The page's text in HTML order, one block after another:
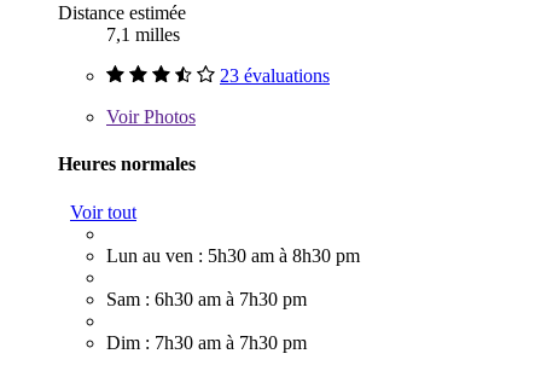
Distance estimée
7,1 milles
23 évaluations
VoirPhotos
Heures normales
Voir tout
Lun au ven : 5h30 am à 8h30 pm
Sam : 6h30 am à 7h30 pm
Dim : 7h30 am à 7h30 pm